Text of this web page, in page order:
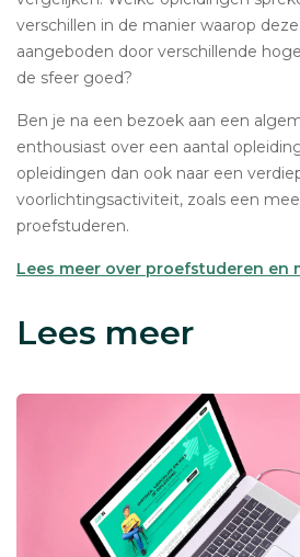
verschillen in de manier waarop
aangeboden door verschillende
de sfeer goed?
Ben je na een bezoek aan een
enthousiast over een aantal
opleidingen dan ook naar een
voorlichtingsactiviteit, zoals een
proefstuderen.
Lees meer over proefstuderen en
Lees meer